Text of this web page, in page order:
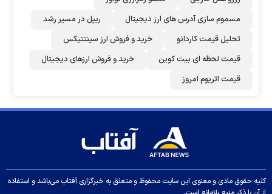
مسموم سازی آدرس های ارز دیجیتال
ریپل در مسیر رشد
تحلیل قیمت کاردانو
خرید و فروش ارز سینتتیکس
قیمت لحظه ای بیت کوین
خرید و فروش ارزهای دیجیتال
قیمت اتریوم امروز
کلیه حقوق مادی و معنوی این سایت محفوظ و متعلق به خبرگزاری آفتاب می‌باشد و استفاده